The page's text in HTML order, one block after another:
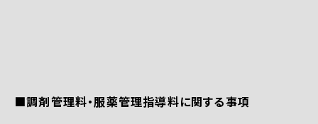
■調剤管理料・服薬管理指導料に関する事項